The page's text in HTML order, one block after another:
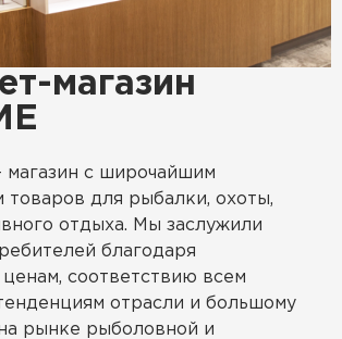
магазин
магазин с широчайшим
товаров для рыбалки, охоты,
отдыха. Мы заслужили
благодаря
соответствию всем
отрасли и большому
рынке рыболовной и